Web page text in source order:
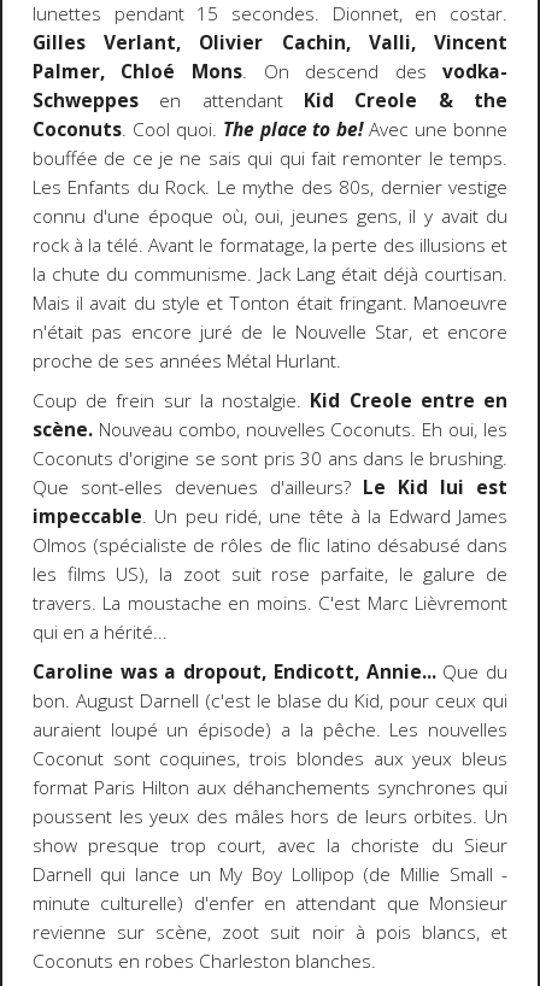
lunettes pendant 15 secondes. Dionnet, en costar.
Gilles Verlant, Olivier Cachin, Valli, Vincent
Palmer, Chloé Mons. On descend desvodka-
Schweppesen attendant Kid Creole & the
Coconuts. Cool quoi. The place to be!Avec une bonne
bouffée de ce je ne sais qui qui fait remonter le temps.
Les Enfants du Rock. Le mythe des 80s, dernier vestige
connu d'une époque où, oui, jeunes gens, il y avait du
rock à la télé. Avant le formatage, la perte des illusions et
la chute du communisme. Jack Lang était déjà courtisan.
Mais il avait du style et Tonton était fringant. Manoeuvre
n'était pas encore juré de le Nouvelle Star, et encore
proche de ses années Métal Hurlant.
Coup de frein sur la nostalgie. Kid Creole entre en
scène.Nouveau combo, nouvelles Coconuts. Eh oui, les
Coconuts d'origine se sont pris 30 ans dans le brushing.
Que sont-elles devenues d'ailleurs? Le Kid lui est
impeccable. Un peu ridé, une tête à la Edward James
Olmos (spécialiste de rôles de flic latino désabusé dans
les films US), la zoot suit rose parfaite, le galure de
travers. La moustache en moins. C'est Marc Lièvremont
qui en a hérité...
Caroline was a dropout, Endicott, Annie...Que du
bon. August Darnell (c'est le blase du Kid, pour ceux qui
auraient loupé un épisode) a la pêche. Les nouvelles
Coconut sont coquines, trois blondes aux yeux bleus
format Paris Hilton aux déhanchements synchrones qui
poussent les yeux des mâles hors de leurs orbites. Un
show presque trop court, avec la choriste du Sieur
Darnell qui lance un My Boy Lollipop (de Millie Small -
minute culturelle) d'enfer en attendant que Monsieur
revienne sur scène, zoot suit noir à pois blancs, et
Coconuts en robes Charleston blanches.